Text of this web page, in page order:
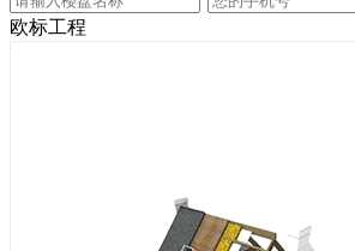
欧标工程